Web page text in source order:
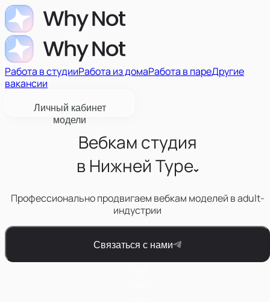
Работа в студииРабота из домаРабота в пареДругие
вакансии
Личный кабинет
модели
Вебкам студия
в Нижней Туре
Профессионально продвигаем вебкам моделей в adult-
индустрии
Связаться с нами